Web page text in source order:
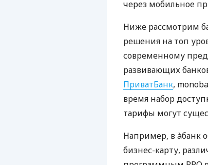
через мобильное
Ниже рассмотрим
решения на топ
современному
развивающих
ПриватБанк,
время набор
тарифы могут
Например, в àбанк
бизнес-карту,